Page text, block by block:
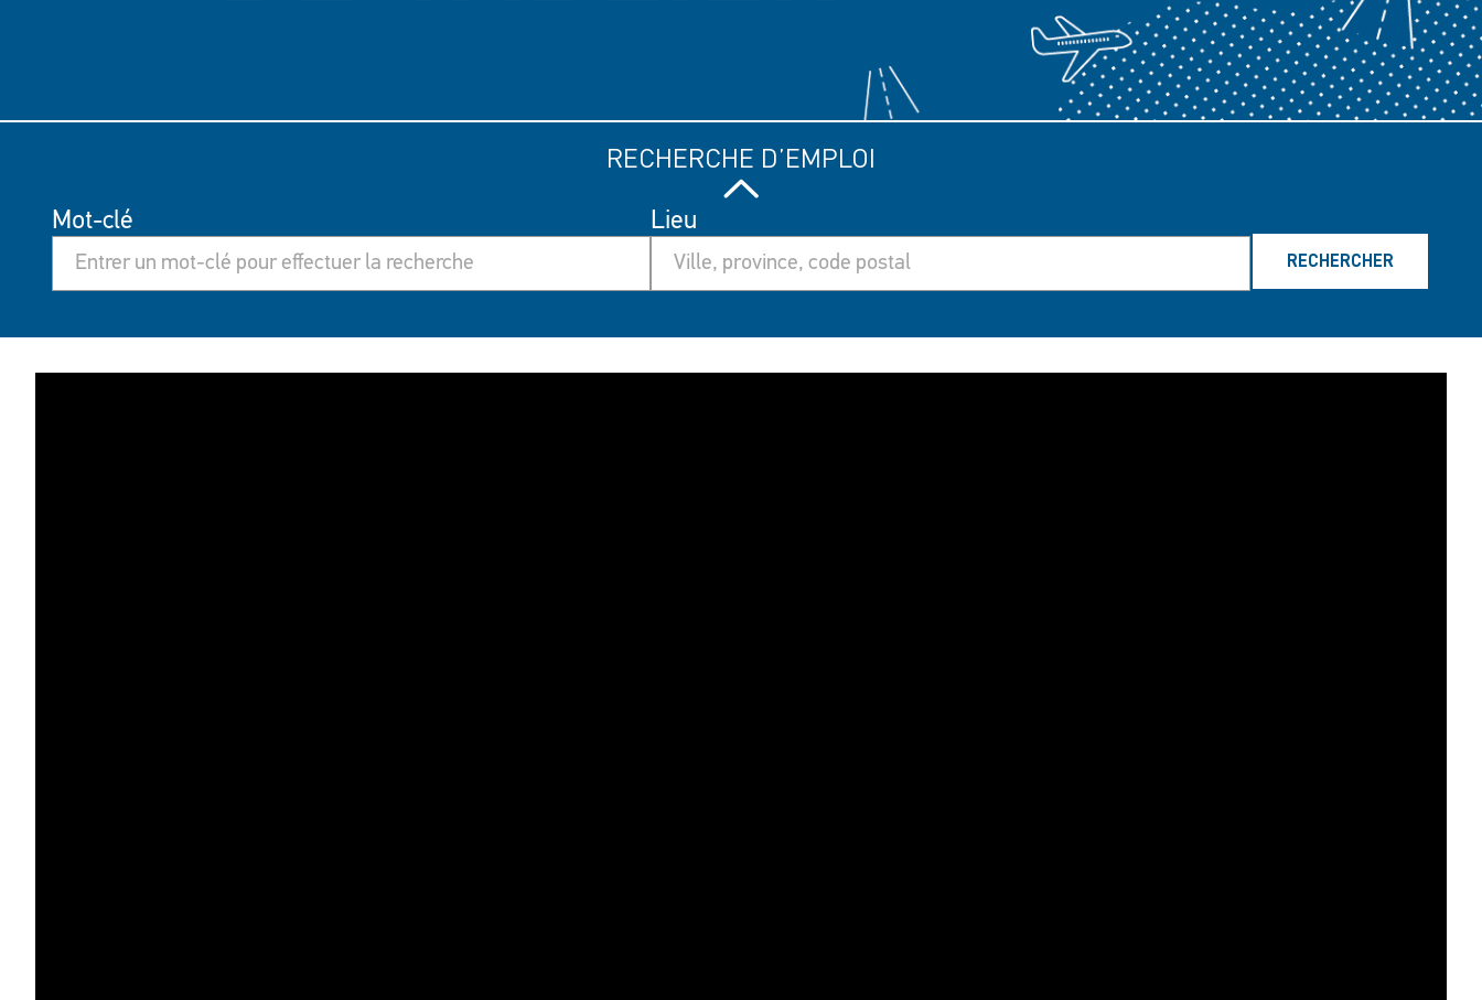
RECHERCHE D’EMPLOI
Mot-clé Lieu
RECHERCHER